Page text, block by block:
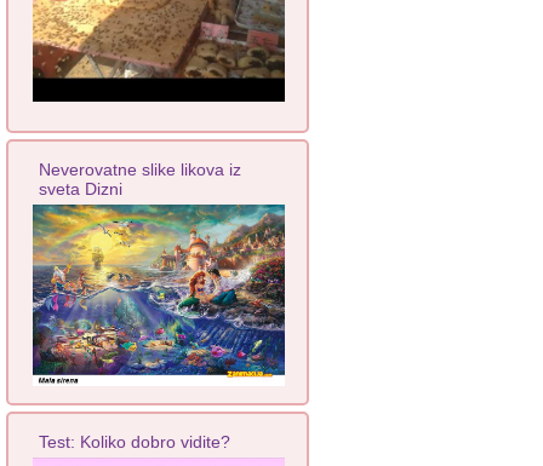
Neverovatne slike likova iz
sveta Dizni
Test: Koliko dobro vidite?